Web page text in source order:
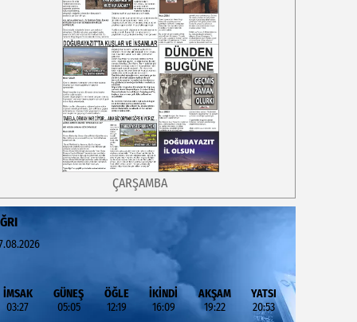
ÇARŞAMBA
İMSAK
03:27
GÜNEŞ
05:05
ÖĞLE
12:19
İKİNDİ
16:09
AKŞAM
19:22
YATSI
20:53